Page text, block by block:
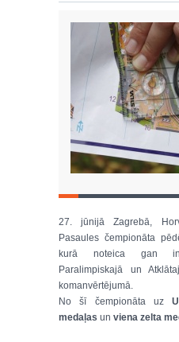
27. jūnijā Zagrebā,
Pasaules čempionāta
kurā noteica gan
Paralimpiskajā un
komanvērtējumā.
No šī čempionāta uz
medaļas un viena zelta